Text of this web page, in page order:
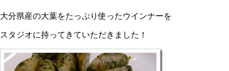
大分県産の大葉をたっぷり使ったウインナーを
スタジオに持ってきていただきました！